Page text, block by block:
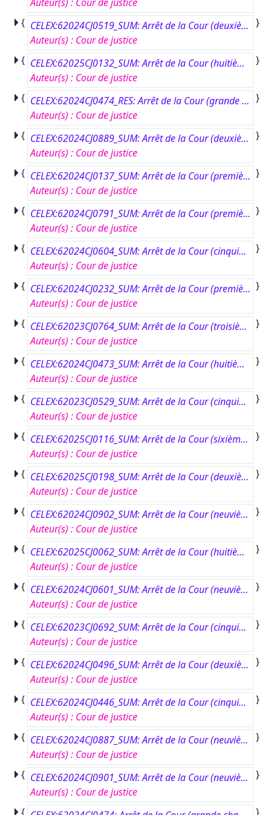
{
CELEX:62024CJ0519_SUM: Arrêt de la Cour (deuxième chambre) du 16 avril 2026.#Nitrogénművek Vegyipari Zrt. contre Nemzeti Adó- és Vámhivatal Fellebbviteli Igazgatósága.#Renvoi préjudiciel – Environnement – Pollution atmosphérique – Système d’échange de quotas d’émission de gaz à effet de serre – Directive 2003/87/CE – Règles transitoires concernant la délivrance de quotas à titre gratuit – Article 10 bis – Réglementation nationale soumettant les exploitants bénéficiant d’une quantité importante de quotas alloués à titre gratuit à une taxe sur les émissions de dioxyde de carbone (CO2).#Affaire C-519/24.
Auteur(s) : Cour de justice
}
{
CELEX:62025CJ0132_SUM: Arrêt de la Cour (huitième chambre) du 23 avril 2026.#M.M. Ristorazione Srl contre Villa Ramazzini Srl.#Renvoi préjudiciel – Propriété intellectuelle – Directive 2004/48/CE – Respect des droits de propriété intellectuelle – Article 9, paragraphe 5 – Mesures provisoires – Absence d’engagement d’une action conduisant à une décision au fond – Réglementation nationale prévoyant le maintien des effets de mesures provisoires tendant à anticiper les effets d’une décision au fond.#Affaire C-132/25.
Auteur(s) : Cour de justice
}
{
CELEX:62024CJ0474_RES: Arrêt de la Cour (grande chambre) du 14 juillet 2026.#AR e.a.#Renvoi préjudiciel – Protection des personnes physiques à l’égard du traitement des données à caractère personnel – Règlement (UE) 2016/679 – Article 2 – Champ d’application matériel – Articles 5 et 6 – Principes relatifs au traitement et licéité de celui-ci – Article 9 – Notion de “données concernant la santé” – Article 10 – Notion de “données à caractère personnel relatives aux condamnations pénales et aux infractions” – Lutte contre le dopage dans le domaine du sport – Publication en ligne du nom d’une personne ayant violé les règles antidopage, de la durée de son interdiction de participation à des évènements sportifs et des raisons de cette interdiction – Mise en balance des intérêts – Proportionnalité – Article 77 – Droit d’introduire une réclamation auprès d’une autorité de contrôle lorsqu’une telle publication est imminente.#Affaire C-474/24.
Auteur(s) : Cour de justice
}
{
CELEX:62024CJ0889_SUM: Arrêt de la Cour (deuxième chambre) du 21 mai 2026.#« DELVE 2 » SIA contre Valsts ieņēmumu dienests.#Renvoi préjudiciel – Union douanière – Règlement d’exécution (UE) 2022/191 – Institution d’un droit antidumping définitif sur les importations de certains éléments de fixation en fer ou en acier originaires de la République populaire de Chine – Article 1er, paragraphe 3 – Déclaration en douane – Demande de rectification – Présentation, par l’importateur, postérieurement à la déclaration en douane, d’une facture commerciale répondant aux exigences de cette disposition.#Affaire C-889/24.
Auteur(s) : Cour de justice
}
{
CELEX:62024CJ0137_SUM: Arrêt de la Cour (première chambre) du 27 novembre 2025.#Michael Heßler contre Commission européenne.#Pourvoi – Fonction publique – Statut des fonctionnaires de l’Union européenne – Procédure précontentieuse – Article 90 – Notion d’“acte faisant grief” – Impôt établi au profit de l’Union européenne – Règlement (CEE, Euratom, CECA) no 260/68 – Article 3 – Abattement fiscal pour enfant à charge – Conditions d’octroi – Notion d’“enfant à charge” – Annexe VII du statut – Article 2 – Allocation pour enfant à charge.#Affaire C-137/24 P.
Auteur(s) : Cour de justice
}
{
CELEX:62024CJ0791_SUM: Arrêt de la Cour (première chambre) du 4 juin 2026.#TERVE Production, spol. s r.o. contre Intesa Sanpaolo Holding International S.A.#Renvoi préjudiciel – Coopération judiciaire en matière civile et commerciale – Compétence judiciaire, reconnaissance et exécution des décisions en matière civile et commerciale – Règlement (UE) no 1215/2012 – Article 7, points 1 et 2 – Compétences spéciales – Matière contractuelle – Défaut d’acceptation par l’actionnaire majoritaire d’une société du projet de contrat d’achat des actions détenues par l’actionnaire minoritaire de cette société – Demande de cet actionnaire minoritaire tendant à suppléer, par une décision de justice, le défaut d’acceptation par cet actionnaire majoritaire – Article 24, point 2 – Compétence exclusive – Demande préliminaire dudit actionnaire minoritaire tendant à contester la validité de la résolution d’une assemblée générale de la même société ayant approuvé le transfert des actions restantes de celle-ci audit actionnaire majoritaire.#Affaire C-791/24.
Auteur(s) : Cour de justice
}
{
CELEX:62024CJ0604_SUM: Arrêt de la Cour (cinquième chambre) du 21 mai 2026.#Farmakeio YZ &amp;amp; Sia OE contre Ypourgos Anaptyxis kai Ependyseon et Ypourgos Ygeias.#Renvoi préjudiciel – Médicaments à usage humain – Directive 2001/83/CE – Article 85 quater, paragraphes 1 et 2 – Médicaments non soumis à prescription médicale – Interdiction de la vente à distance au public, au moyen de services de la société de l’information, d’une catégorie de médicaments non soumis à prescription médicale – Protection de la santé publique.#Affaire C-604/24.
Auteur(s) : Cour de justice
}
{
CELEX:62024CJ0232_SUM: Arrêt de la Cour (première chambre) du 23 octobre 2025.#Procédure engagée par A Oy.#Renvoi préjudiciel – Fiscalité – Système commun de taxe sur la valeur ajoutée (TVA) – Directive 2006/112/CE – Opérations imposables – Exonération relative à l’octroi de crédits – Article 135, paragraphe 1, sous b) – Exonération relative aux opérations financières – Recouvrement de créances – Article 135, paragraphe 1, sous d) – Affacturage par vente de créances – Affacturage par nantissement.#Affaire C-232/24.
Auteur(s) : Cour de justice
}
{
CELEX:62023CJ0764_SUM: Arrêt de la Cour (troisième chambre) du 11 septembre 2025.#Cairo Network Srl e.a. contre Ministero delle Imprese e del Made in Italy e.a.#Renvoi préjudiciel – Réseaux et services de communications électroniques – Directives 2002/20/CE, 2002/21/CE et 2002/77/CE – Droits d’utilisation de radiofréquences de diffusion numérique terrestre pour la radio et la télévision – Conversion de droits d’utilisation – Attribution de droits d’utilisation – Protection juridictionnelle – Indépendance des autorités réglementaires nationales.#Affaires jointes C-764/23 à C-766/23.
Auteur(s) : Cour de justice
}
{
CELEX:62024CJ0473_SUM: Arrêt de la Cour (huitième chambre) du 11 décembre 2025.#Speyer &amp;amp; Grund GmbH &amp;amp; Co. KG contre Werner &amp;amp; Mertz GmbH.#Renvoi préjudiciel – Règlement (UE) no 528/2012 – Article 3, paragraphe 1, sous a) – Notion de “produit biocide” – Condition tenant à la “destination” du produit – Produits à base de vinaigre destinés à être utilisés à la fois comme denrées alimentaires et comme produits nettoyants/désinfectants pour ces denrées (“produits à usages multiples”) – Champ d’application du règlement no 528/2012 – Article 2, paragraphes 1 et 2 – Annexe V – Liste des types de produits biocides couverts par le règlement – Protection de la santé humaine et animale et de l’environnement.#Affaire C-473/24.
Auteur(s) : Cour de justice
}
{
CELEX:62023CJ0529_SUM: Arrêt de la Cour (cinquième chambre) du 3 juillet 2025.#Parlement européen contre TC.#Pourvoi – Droit institutionnel – Parlement européen – Réglementation concernant les frais et indemnités des députés au Parlement – Indemnité d’assistance parlementaire – Recouvrement des sommes indûment versées – Article 41, paragraphe 2, de la charte des droits fondamentaux de l’Union européenne – Droit d’être entendu – Droit d’accès au dossier – Règlement (UE) 2018/1725 – Protection des personnes physiques à l’égard du traitement des données à caractère personnel par les institutions, organes et organismes de l’Union européenne et à la libre circulation de ces données – Article 9 – Transmission de données à caractère personnel à des destinataires établis dans l’Union autres que ces institutions et organes – Article 26 du statut des fonctionnaires de l’Union européenne.#Affaire C-529/23 P.
Auteur(s) : Cour de justice
}
{
CELEX:62025CJ0116_SUM: Arrêt de la Cour (sixième chambre) du 23 avril 2026.#Ts. E. S. contre Direktor na Teritorialno podelenie na Natsionalnia osiguritelen institut - Blagoevgrad.#Renvoi préjudiciel – Sécurité sociale – Travailleurs migrants – Règlement (CE) no 883/2004 – Prestations de chômage – Calcul – Article 62, paragraphes 1 et 2 – Dernière activité salariée ou non salariée exercée sous la législation d’un État membre – Article 62, paragraphe 3 – Résidence du bénéficiaire des prestations de chômage se situant dans un État membre autre que l’“État membre compétent” – Règle de calcul ne tenant pas compte “exclusivement” du salaire ou du revenu professionnel perçu par l’intéressé au titre de sa dernière activité salariée ou non salariée – Réglementation nationale prévoyant une règle de calcul différente pour les personnes ayant exercé leur dernier emploi dans un autre État membre.#Affaire C-116/25.
Auteur(s) : Cour de justice
}
{
CELEX:62025CJ0198_SUM: Arrêt de la Cour (deuxième chambre) du 4 juin 2026.#S contre Minister van Asiel en Migratie.#Renvoi préjudiciel – Espace de liberté, de sécurité et de justice – Politique d’asile – Procédures communes pour l’octroi et le retrait de la protection internationale – Directive 2013/32/UE – Article 46 – Droit à un recours effectif – Examen complet et ex nunc – Étendue des pouvoirs de la juridiction de première instance – Examen par la juridiction de première instance des faits – Examen par la juridiction de première instance des besoins de protection internationale.#Affaire C-198/25.
Auteur(s) : Cour de justice
}
{
CELEX:62024CJ0902_SUM: Arrêt de la Cour (neuvième chambre) du 22 janvier 2026.#RM et EM contre Santander Bank Polska S.A.#Renvoi préjudiciel – Protection des consommateurs – Directive 93/13/CEE – Clauses abusives dans les contrats conclus avec les consommateurs – Article 6, paragraphe 1, et article 7, paragraphe 1 – Contrat de prêt hypothécaire indexé sur une devise étrangère contenant des clauses abusives – Effets de la constatation du caractère abusif d’une clause – Nullité du contrat – Jurisprudence nationale prévoyant la naissance de deux créances de restitution indépendantes – Action du consommateur tendant à la restitution des mensualités versées au titre du contrat – Créance du professionnel correspondant au montant du prêt – Recouvrement – Droit du professionnel de soulever une exception de compensation de sa créance avec celle du consommateur – Régime de répartition des dépens – Effet dissuasif de l’interdiction des clauses abusives – Principe d’effectivité – Obligation d’interprétation conforme au droit de l’Union.#Affaire C-902/24.
Auteur(s) : Cour de justice
}
{
CELEX:62025CJ0062_SUM: Arrêt de la Cour (huitième chambre) du 26 mars 2026.#Bundesverband der Verbraucherzentralen und Verbraucherverbände - Verbraucherzentrale Bundesverband e.V. contre JZ.#Renvoi préjudiciel – Protection des consommateurs – Directive 98/6/CE – Indication des prix des produits – Article 2, sous a) – Notion de “prix de vente” – Vente en ligne – Frais forfaitaires de traitement en cas de commande totale d’une valeur inférieure à un montant minimal – Exclusion de ces frais du prix de vente du produit concerné.#Affaire C-62/25.
Auteur(s) : Cour de justice
}
{
CELEX:62024CJ0601_SUM: Arrêt de la Cour (neuvième chambre) du 11 juin 2026.#Procédure pénale contre V.B.#Renvoi préjudiciel – Protection des espèces de faune et de flore sauvages par le contrôle de leur commerce – Hippocampe japonais – Règlement (CE) no 338/97 – Article 2, sous t) – Notion de “spécimen” – Article 4, paragraphe 2 – Permis d’importation – Article 2, sous j), et article 7, paragraphe 3 – Effets personnels ou domestiques – Article 16 – Sanctions pénales – Introduction dans l’Union européenne de spécimens sans permis d’importation – Règlement (CE) no 865/2006 – Article 57 – Introduction d’effets personnels ou domestiques dans l’Union.#Affaire C-601/24.
Auteur(s) : Cour de justice
}
{
CELEX:62023CJ0692_SUM: Arrêt de la Cour (cinquième chambre) du 15 janvier 2026.#AVR-Afvalverwerking BV contre NV BAR-Afvalbeheer e.a.#Renvoi préjudiciel – Marchés publics – Directive 2014/24/UE – Article 12, paragraphe 3 – Marché public faisant l’objet d’une attribution directe à une personne morale contrôlée conjointement par les pouvoirs adjudicateurs – Conditions – Seuil des activités de la personne morale contrôlée exercées dans le cadre de l’exécution des tâches qui lui sont confiées par les pouvoirs adjudicateurs – Article 12, paragraphe 5 – Prise en compte du chiffre d’affaires des filiales du groupe dont la personne morale contrôlée est la société mère – Législation comptable de l’Union – Directive 2013/34/UE – Articles 22 et 24 – Établissement d’états financiers consolidés.#Affaire C-692/23.
Auteur(s) : Cour de justice
}
{
CELEX:62024CJ0496_SUM: Arrêt de la Cour (deuxième chambre) du 16 avril 2026.#Stichting Onderhandelingen Thuiskopie vergoeding et Stichting de Thuiskopie contre HP Nederland BV e.a.#Renvoi préjudiciel – Rapprochement des législations – Propriété intellectuelle – Droit d’auteur et droits voisins – Directive 2001/29/CE – Article 2 – Droit de reproduction – Article 3, paragraphe 1 – Droit de communication d’œuvres au public – Article 5, paragraphe 2, sous b) – Exception dite de “copie privée” – Compensation équitable – Service de streaming payant – Copie pour lecture en continu hors ligne – Article 5, paragraphe 5.#Affaire C-496/24.
Auteur(s) : Cour de justice
}
{
CELEX:62024CJ0446_SUM: Arrêt de la Cour (cinquième chambre) du 23 avril 2026.#Freie Hansestadt Bremen contre DT.#Renvoi préjudiciel – Espace de liberté, de sécurité et de justice – Directive 2008/115/CE – Retour des ressortissants d’un pays tiers en séjour irrégulier – Article 11, paragraphe 2 – Interdiction d’entrée – Durée – Réglementation nationale exigeant, en principe, une interdiction d’entrée et de séjour à durée illimitée dans certains cas – Menace terroriste.#Affaire C-446/24.
Auteur(s) : Cour de justice
}
{
CELEX:62024CJ0887_SUM: Arrêt de la Cour (neuvième chambre) du 23 avril 2026.#YH contre Widl GmbH.#Renvoi préjudiciel – Rapprochement des législations des États membres relatives aux machines – Normes et réglementations techniques – Directive 98/37/CE – Machine munie de dispositifs d’arrêt normal et d’urgence – Exigences essentielles de sécurité et de santé – Risques pour la sécurité et la santé des personnes – Déclenchement inconscient ou conscient de l’un des dispositifs d’arrêt – Blocage du dispositif d’arrêt d’urgence – Manœuvre appropriée pouvant débloquer le dispositif d’arrêt d’urgence.#Affaire C-887/24.
Auteur(s) : Cour de justice
}
{
CELEX:62024CJ0901_SUM: Arrêt de la Cour (neuvième chambre) du 16 avril 2026.#mBank S.A. contre TK e.a.#Renvoi préjudiciel – Protection des consommateurs – Directive 93/13/CEE – Article 7, paragraphe 1 – Clauses abusives dans les contrats conclus avec les consommateurs – Effets de la constatation du caractère abusif d’une clause – Nullité du contrat – Actions en restitution – Délai de prescription de l’action du professionnel – Interruption du délai de prescription – Reconnaissance par un consommateur d’une dette envers un établissement de crédit – Principe d’effectivité – Principe de sécurité juridique – Principe de proportionnalité – Droit d’accès à un tribunal – Enrichissement sans cause.#Affaire C-901/24.
Auteur(s) : Cour de justice
}
{ }